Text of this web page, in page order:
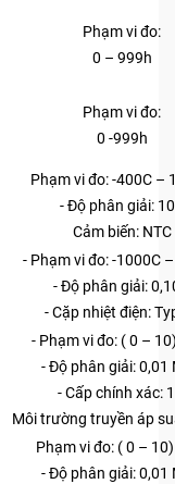
Phạm vi đo:
0 – 999h
Phạm vi đo:
0 -999h
Phạm vi đo: -400C –
- Độ phân giải:
Cảm biến: NTC
- Phạm vi đo: -1000C
- Độ phân giải:
- Cặp nhiệt điện:
- Phạm vi đo: ( 0 –
- Độ phân giải: 0,01
- Cấp chính xác:
Môi trường truyền áp
Phạm vi đo: ( 0 –
- Độ phân giải: 0,01